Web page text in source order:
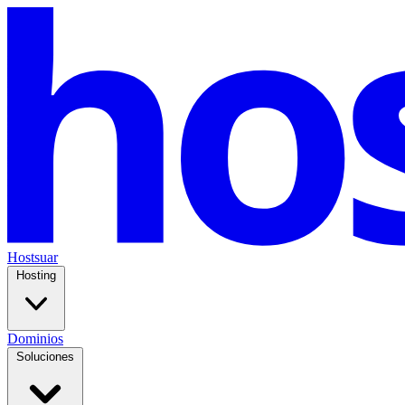
Hostsuar
Hosting
Dominios
Soluciones